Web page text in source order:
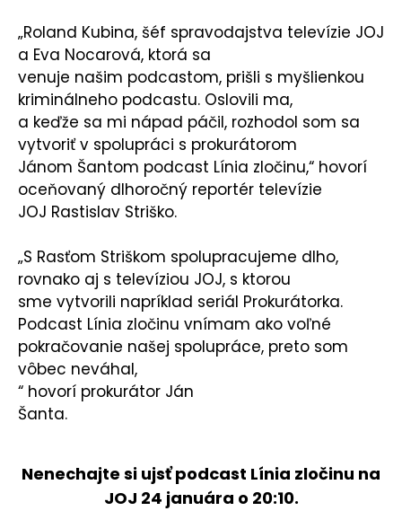
„Roland Kubina, šéf spravodajstva televízie JOJ
a Eva Nocarová, ktorá sa
venuje našim podcastom, prišli s myšlienkou
kriminálneho podcastu. Oslovili ma,
a keďže sa mi nápad páčil, rozhodol som sa
vytvoriť v spolupráci s prokurátorom
Jánom Šantom podcast Línia zločinu,“ hovorí
oceňovaný dlhoročný reportér televízie
JOJ Rastislav Striško.
„S Rasťom Striškom spolupracujeme dlho,
rovnako aj s televíziou JOJ, s ktorou
sme vytvorili napríklad seriál Prokurátorka.
Podcast Línia zločinu vnímam ako voľné
pokračovanie našej spolupráce, preto som
vôbec neváhal,
“ hovorí prokurátor Ján
Šanta.
Nenechajte si ujsť podcast Línia zločinu na
JOJ 24 januára o 20:10.